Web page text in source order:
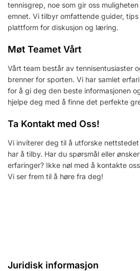
tennisgrep, noe som gir oss
emnet. Vi tilbyr omfattende guider,
plattform for diskusjon og læring.
Møt Teamet Vårt
Vårt team består av tennisentusiaster
brenner for sporten. Vi har samlet
for å gi deg den beste informasjonen
hjelpe deg med å finne det perfekte
Ta Kontakt med Oss!
Vi inviterer deg til å utforske
har å tilby. Har du spørsmål eller
erfaringer? Ikke nøl med å kontakte
Vi ser frem til å høre fra deg!
Juridisk informasjon